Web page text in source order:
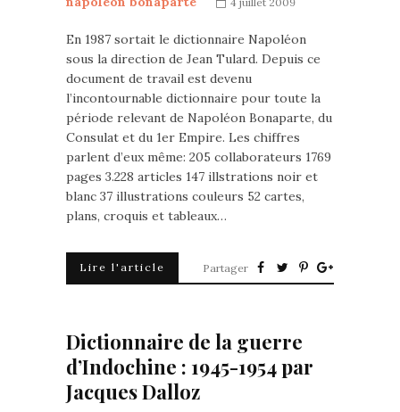
En 1987 sortait le dictionnaire Napoléon
sous la direction de Jean Tulard. Depuis ce
document de travail est devenu
l’incontournable dictionnaire pour toute la
période relevant de Napoléon Bonaparte, du
Consulat et du 1er Empire. Les chiffres
parlent d’eux même: 205 collaborateurs 1769
pages 3.228 articles 147 illstrations noir et
blanc 37 illustrations couleurs 52 cartes,
plans, croquis et tableaux…
Lire l'article Partager
Dictionnaire de la guerre
d’Indochine : 1945-1954 par
Jacques Dalloz